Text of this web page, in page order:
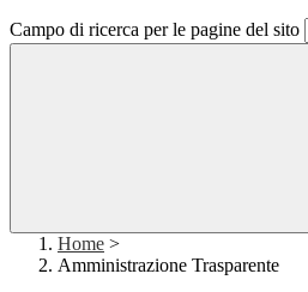
Campo di ricerca per le pagine del sito
Home >
Amministrazione Trasparente